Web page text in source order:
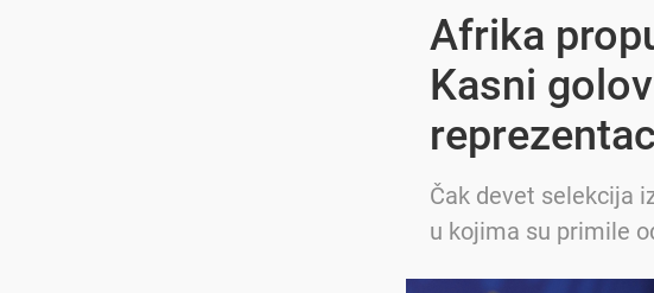
Afrika
Kasni
Čak devet selekcija
u kojima su primile